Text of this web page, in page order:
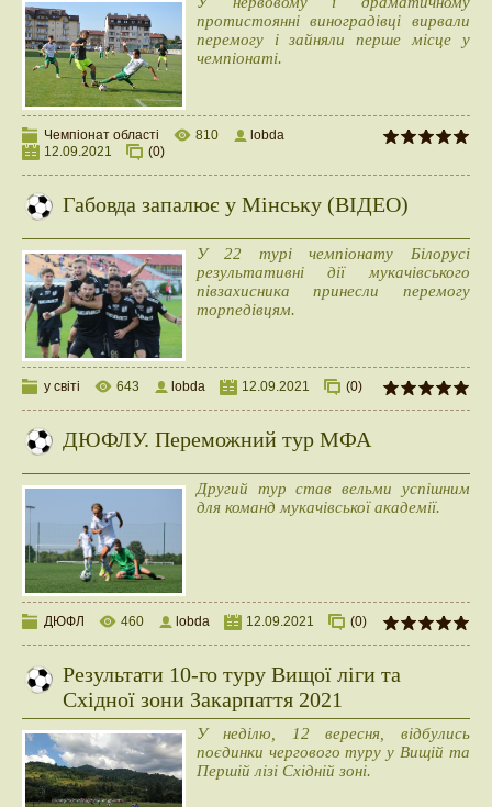
протистоянні виноградівці вирвали
перемогу і зайняли перше місце у
чемпіонаті.
Чемпіонат області 810
lobda
12.09.2021
(0)
Габовда запалює у Мінську (ВІДЕО)
У 22 турі чемпіонату Білорусі
результативні дії мукачівського
півзахисника принесли перемогу
торпедівцям.
у світі 643 lobda 12.09.2021 (0)
ДЮФЛУ. Переможний тур МФА
Другий тур став вельми успішним
для команд мукачівської академії.
ДЮФЛ 460 lobda 12.09.2021 (0)
Результати 10-го туру Вищої ліги та
Східної зони Закарпаття 2021
У неділю, 12 вересня, відбулись
поєдинки чергового туру у Вищій та
Першій лізі Східній зоні.